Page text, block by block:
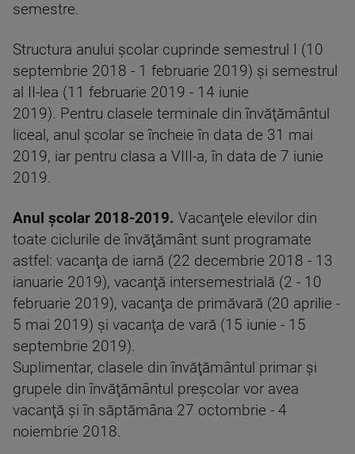
semestre.
Structura anului şcolar cuprinde semestrul I (10
septembrie 2018 - 1 februarie 2019) şi semestrul
al II-lea (11 februarie 2019 - 14 iunie
2019). Pentru clasele terminale din învăţământul
liceal, anul şcolar se încheie în data de 31 mai
2019, iar pentru clasa a VIII-a, în data de 7 iunie
2019.
Anul școlar 2018-2019. Vacanţele elevilor din
toate ciclurile de învăţământ sunt programate
astfel: vacanţa de iarnă (22 decembrie 2018 - 13
ianuarie 2019), vacanţă intersemestrială (2 - 10
februarie 2019), vacanţa de primăvară (20 aprilie -
5 mai 2019) şi vacanţa de vară (15 iunie - 15
septembrie 2019).
Suplimentar, clasele din învăţământul primar şi
grupele din învăţământul preşcolar vor avea
vacanţă şi în săptămâna 27 octombrie - 4
noiembrie 2018.